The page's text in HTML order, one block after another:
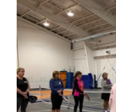
entraîneurs
Championnat national
de Pickleball Canada
2025